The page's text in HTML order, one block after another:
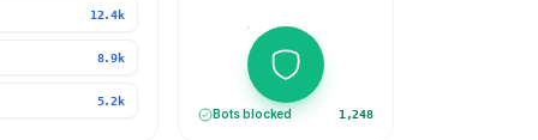
12.4k
8.9k
5.2k
Bots blocked 1,248